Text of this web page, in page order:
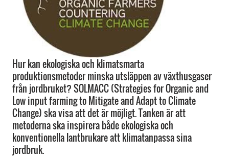
Hur kan ekologiska och klimatsmarta
produktionsmetoder minska utsläppen av växthusgaser
från jordbruket? SOLMACC (Strategies for Organic and
Low input farming to Mitigate and Adapt to Climate
Change) ska visa att det är möjligt. Tanken är att
metoderna ska inspirera både ekologiska och
konventionella lantbrukare att klimatanpassa sina
jordbruk.